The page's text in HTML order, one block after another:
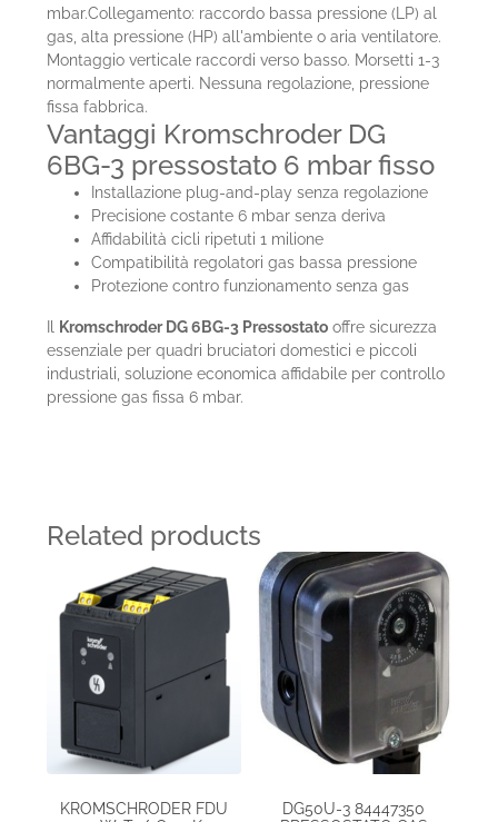
mbar.Collegamento: raccordo bassa pressione (LP) al
gas, alta pressione (HP) all'ambiente o aria ventilatore.
Montaggio verticale raccordi verso basso. Morsetti 1-3
normalmente aperti. Nessuna regolazione, pressione
fissa fabbrica.
Vantaggi Kromschroder DG
6BG-3 pressostato 6 mbar fisso
Installazione plug-and-play senza regolazione
Precisione costante 6 mbar senza deriva
Affidabilità cicli ripetuti 1 milione
Compatibilità regolatori gas bassa pressione
Protezione contro funzionamento senza gas
Kromschroder DG 6BG-3 Pressostato offre sicurezza
essenziale per quadri bruciatori domestici e piccoli
industriali, soluzione economica affidabile per controllo
pressione gas fissa 6 mbar.
Related products
KROMSCHRODER FDU
DG50U-3 84447350